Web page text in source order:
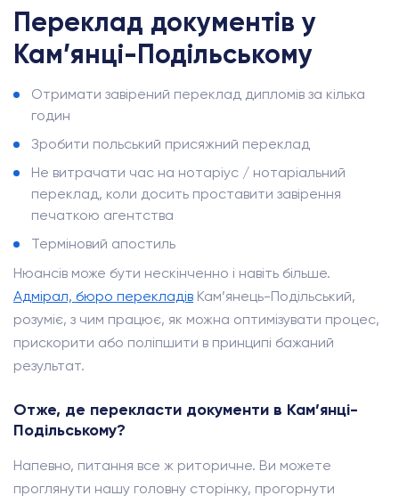
Переклад документів у
Кам’янці-Подільському
Отримати завірений переклад дипломів за кілька
годин
Зробити польський присяжний переклад
Не витрачати час на нотаріус / нотаріальний
переклад, коли досить проставити завірення
печаткою агентства
Терміновий апостиль
Нюансів може бути нескінченно і навіть більше.
Адмірал, бюро перекладів Кам’янець-Подільський,
розуміє, з чим працює, як можна оптимізувати процес,
прискорити або поліпшити в принципі бажаний
результат.
Отже, де перекласти документи в Кам’янці-
Подільському?
Напевно, питання все ж риторичне. Ви можете
проглянути нашу головну сторінку, прогорнути